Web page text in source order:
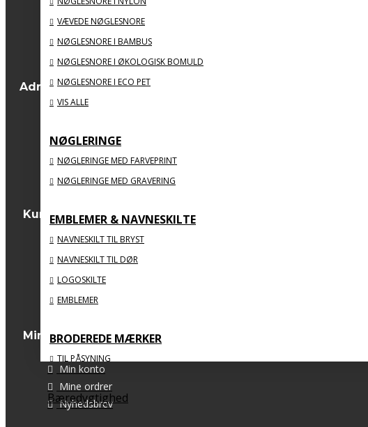
VÆVEDE NØGLESNORE
NØGLESNORE I BAMBUS
NØGLESNORE I ØKOLOGISK BOMULD
NØGLESNORE I ECO PET
VIS ALLE
NØGLERINGE
NØGLERINGE MED FARVEPRINT
NØGLERINGE MED GRAVERING
EMBLEMER & NAVNESKILTE
NAVNESKILT TIL BRYST
NAVNESKILT TIL DØR
LOGOSKILTE
EMBLEMER
BRODEREDE MÆRKER
TIL PÅSYNING
ORGANISKE
Bæredygtighed
Forsendelsinformation
Privatlivspolitik
Handelsbetingelser
AdresseBIG SPORTS PRIZE
Sydvestvej 123 C, st.
CVR: 34811083
webshop@big-big.dk
Kundeservice
Kontakt os
Returneringer
Sitemap
Min konto
Min konto
Mine ordrer
Nyhedsbrev